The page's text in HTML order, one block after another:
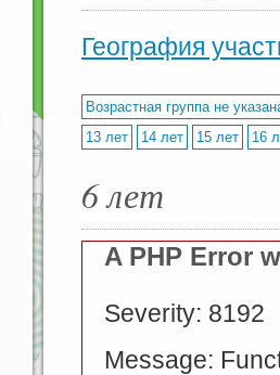
География
Возрастная группа не
13 лет
14 лет 15 лет 16
6 лет
A PHP Error
Severity: 8192
Message: